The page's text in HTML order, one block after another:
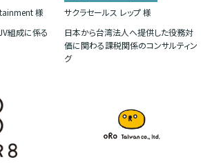
様
組成に係る
サクラセールス レップ 様
日本から台湾法人へ提供した役務対
価に関わる課税関係のコンサルティン
グ